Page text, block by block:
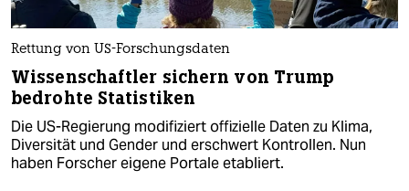
Rettung von US-Forschungsdaten
Wissenschaftler sichern von Trump
bedrohte Statistiken
Die US-Regierung modifiziert offizielle Daten zu Klima,
Diversität und Gender und erschwert Kontrollen. Nun
haben Forscher eigene Portale etabliert.